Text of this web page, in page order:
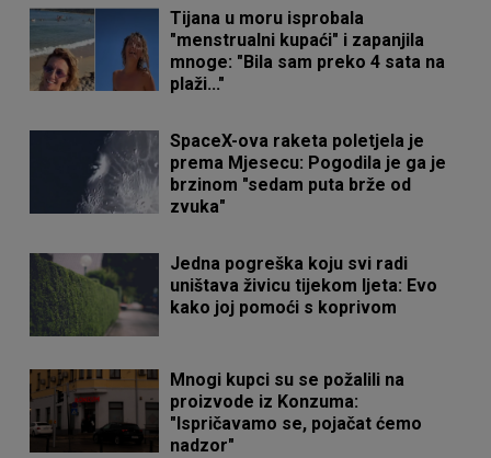
Tijana u moru isprobala
"menstrualni kupaći" i zapanjila
mnoge: "Bila sam preko 4 sata na
plaži..."
SpaceX-ova raketa poletjela je
prema Mjesecu: Pogodila je ga je
brzinom "sedam puta brže od
zvuka"
Jedna pogreška koju svi radi
uništava živicu tijekom ljeta: Evo
kako joj pomoći s koprivom
Mnogi kupci su se požalili na
proizvode iz Konzuma:
"Ispričavamo se, pojačat ćemo
nadzor"